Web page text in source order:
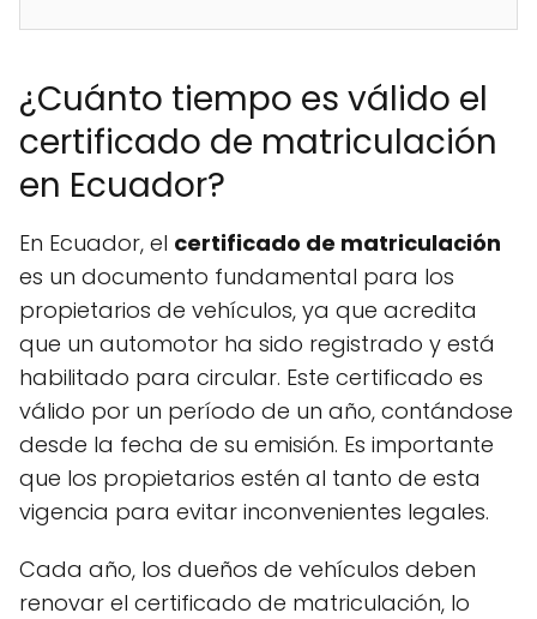
¿Cuánto tiempo es válido el
certificado de matriculación
en Ecuador?
En Ecuador, el certificado de matriculación
es un documento fundamental para los
propietarios de vehículos, ya que acredita
que un automotor ha sido registrado y está
habilitado para circular. Este certificado es
válido por un período de un año, contándose
desde la fecha de su emisión. Es importante
que los propietarios estén al tanto de esta
vigencia para evitar inconvenientes legales.
Cada año, los dueños de vehículos deben
renovar el certificado de matriculación, lo